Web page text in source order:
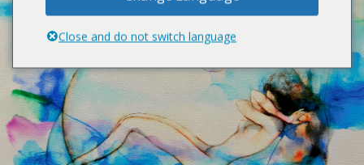
Close and do not switch language